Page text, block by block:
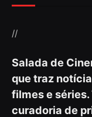
//
Salada de
que traz
filmes e
curadoria de